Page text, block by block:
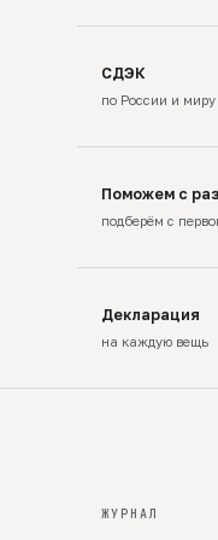
СДЭК
по России и миру
Поможем с
подберём с
Декларация
на каждую вещь
ЖУРНАЛ